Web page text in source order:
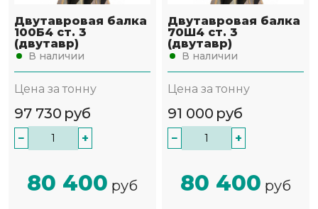
Двутавровая балка
100Б4 ст. 3
(двутавр)
В наличии
Цена за тонну
97 730 руб
− +
80 400 руб
Двутавровая балка
70Ш4 ст. 3
(двутавр)
В наличии
Цена за тонну
91 000 руб
− +
80 400 руб